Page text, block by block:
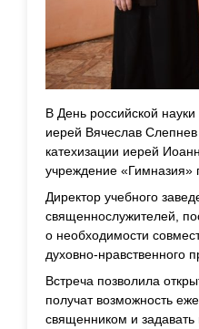
В День российской
иерей Вячеслав
катехизации иерей
учреждение «Гимназия»
Директор учебного
священнослужителей,
о необходимости
духовно-нравственного
Встреча позволила
получат возможность
священником и